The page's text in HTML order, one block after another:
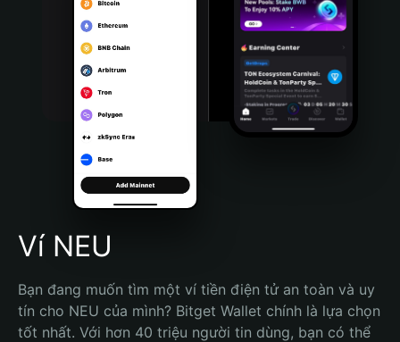
Português (Portugal)
Bahasa Indonesia
Português (Brasil)
Español (Argentina)
Ví NEU
Bạn đang muốn tìm một ví tiền điện tử an toàn và uy
tín cho NEU của mình? Bitget Wallet chính là lựa chọn
tốt nhất. Với hơn 40 triệu người tin dùng, bạn có thể